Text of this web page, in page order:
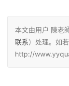
本文由用户 陳老
联系）处理。如
http://